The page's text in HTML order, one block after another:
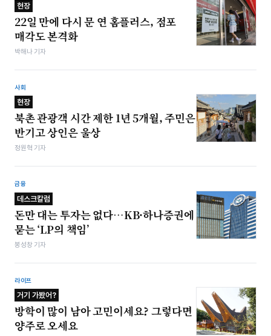
현장
22일 만에 다시 문 연 홈플러스, 점포
매각도 본격화
박해나 기자
사회
현장
북촌 관광객 시간 제한 1년 5개월, 주민은
반기고 상인은 울상
정원혁 기자
금융
데스크칼럼
돈만 대는 투자는 없다…KB·하나증권에
묻는 ‘LP의 책임’
봉성창 기자
라이프
거기 가봤어?
방학이 많이 남아 고민이세요? 그렇다면
양주로 오세요